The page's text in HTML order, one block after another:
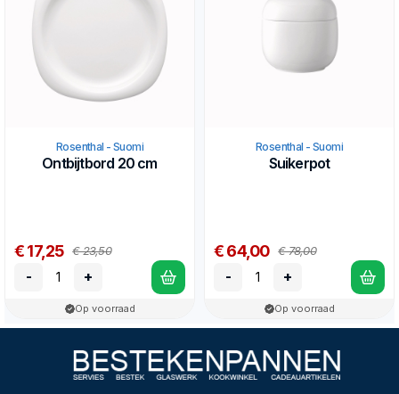
Rosenthal - Suomi
Ontbijtbord 20 cm
€ 17,25 € 23,50
- +
Op voorraad
Rosenthal - Suomi
Suikerpot
€ 64,00 € 78,00
- +
Op voorraad